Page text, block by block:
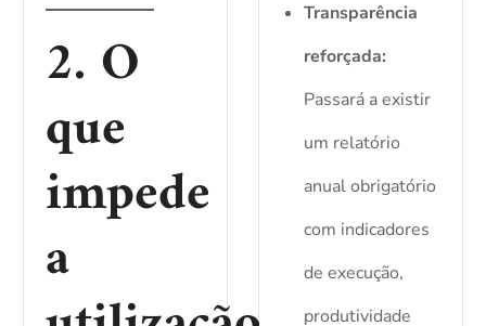
2. O
que
impede
a
Transparência
reforçada:
Passará a existir
um relatório
anual obrigatório
com indicadores
de execução,
produtividade